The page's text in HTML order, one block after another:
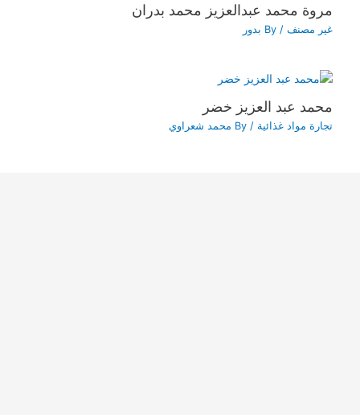
مروة محمد عبدالعزيز محمد بدران
غير مصنف / By بدور
محمد عبد العزيز خضر
تجارة مواد غذائية / By محمد شعراوي